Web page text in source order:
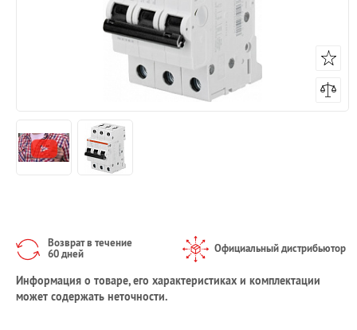
Возврат в течение
60 дней
Официальный дистрибьютор
Информация о товаре, его характеристиках и комплектации
может содержать неточности.